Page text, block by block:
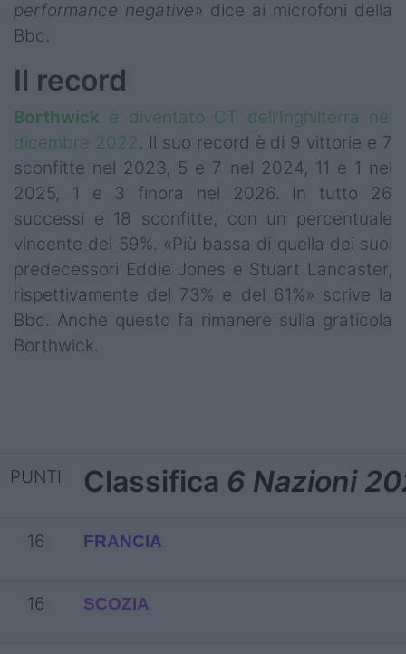
performance negative» dice ai microfoni della
Bbc.
Il record
Borthwick è diventato CT dell'Inghilterra nel
dicembre 2022. Il suo record è di 9 vittorie e 7
sconfitte nel 2023, 5 e 7 nel 2024, 11 e 1 nel
2025, 1 e 3 finora nel 2026. In tutto 26
successi e 18 sconfitte, con un percentuale
vincente del 59%. «Più bassa di quella dei suoi
predecessori Eddie Jones e Stuart Lancaster,
rispettivamente del 73% e del 61%» scrive la
Bbc. Anche questo fa rimanere sulla graticola
Borthwick.
PUNTI Classifica 6 Nazioni
16 FRANCIA
16 SCOZIA